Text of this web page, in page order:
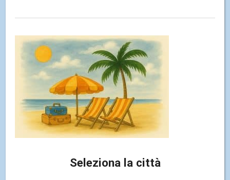
Servizio disponibile a:Palermo | Catania
Brondi
Seleziona la città